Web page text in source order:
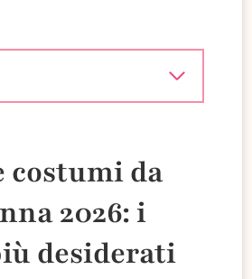
costumi da
2026: i
desiderati